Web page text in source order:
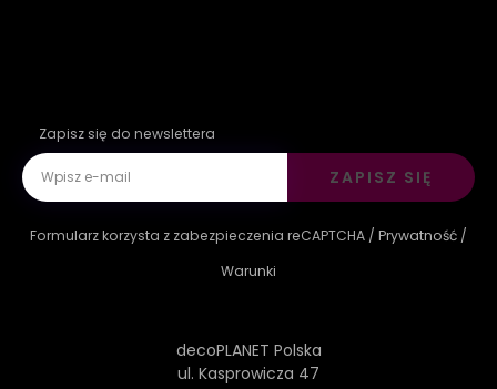
Zapisz się do newslettera
ZAPISZ SIĘ
Formularz korzysta z zabezpieczenia reCAPTCHA / Prywatność /
Warunki
decoPLANET Polska
ul. Kasprowicza 47